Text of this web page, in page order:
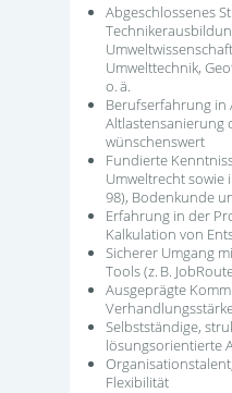
Abgeschlossenes
Umwelttechnik,
o. ä.
Berufserfahrung in
Altlastensanierung
wünschenswert
Fundierte
Umweltrecht sowie
98), Bodenkunde
Erfahrung in der
Kalkulation von
Sicherer Umgang
Tools (z. B.
Ausgeprägte
Selbstständige,
lösungsorientierte
Flexibilität